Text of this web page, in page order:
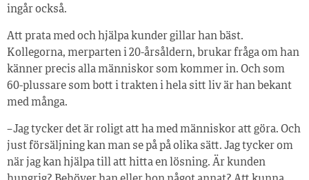
ingår också.
Att prata med och hjälpa kunder gillar han bäst.
Kollegorna, merparten i 20-årsåldern, brukar fråga om han
känner precis alla människor som kommer in. Och som
60-plussare som bott i trakten i hela sitt liv är han bekant
med många.
– Jag tycker det är roligt att ha med människor att göra. Och
just försäljning kan man se på på olika sätt. Jag tycker om
när jag kan hjälpa till att hitta en lösning. Är kunden